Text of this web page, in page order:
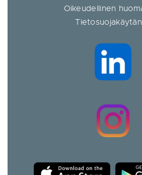
Oikeudellinen